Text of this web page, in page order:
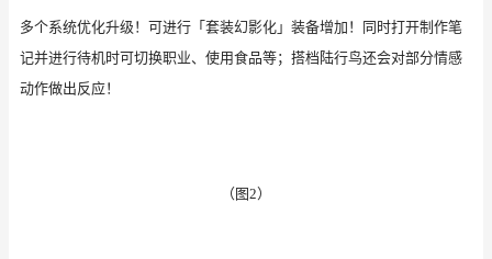
多个系统优化升级！可进行「套装幻影化」装备增加！同时打开制作笔
记并进行待机时可切换职业、使用食品等；搭档陆行鸟还会对部分情感
动作做出反应！
（图2）